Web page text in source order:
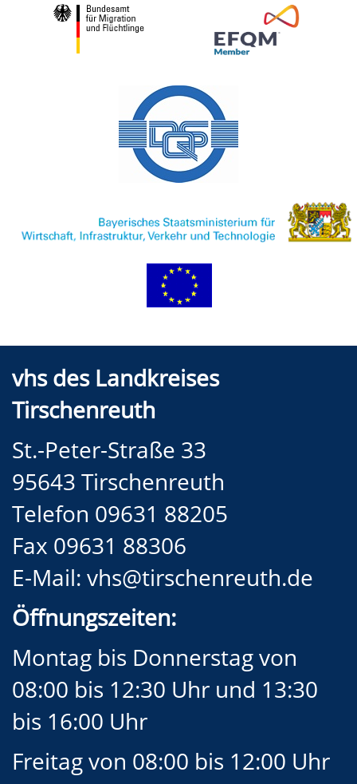
vhs des Landkreises
Tirschenreuth
St.-Peter-Straße 33
95643 Tirschenreuth
Telefon 09631 88205
Fax 09631 88306
E-Mail: vhs@tirschenreuth.de
Öffnungszeiten:
Montag bis Donnerstag von
08:00 bis 12:30 Uhr und 13:30
bis 16:00 Uhr
Freitag von 08:00 bis 12:00 Uhr